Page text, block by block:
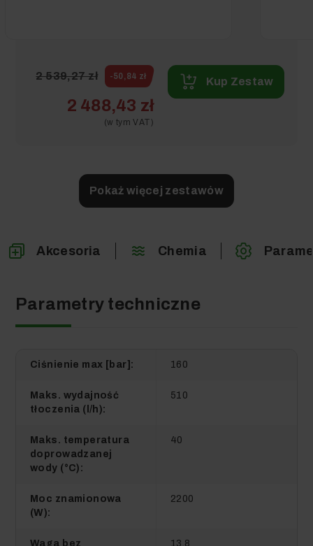
2 539,27 zł -50,84 zł
2 488,43 zł
(w tym VAT)
Kup Zestaw
QUICK CONNECT (160bar,
Podstawa Zestawu
K7, Karcher
Pokaż więcej zestawów
Akcesoria Chemia
Parametry techniczne
Ciśnienie max [bar]: 160
Maks. wydajność
tłoczenia (l/h):
510
Maks. temperatura
doprowadzanej
wody (°C):
40
Moc znamionowa
(W):
2200
Waga bez
13.8